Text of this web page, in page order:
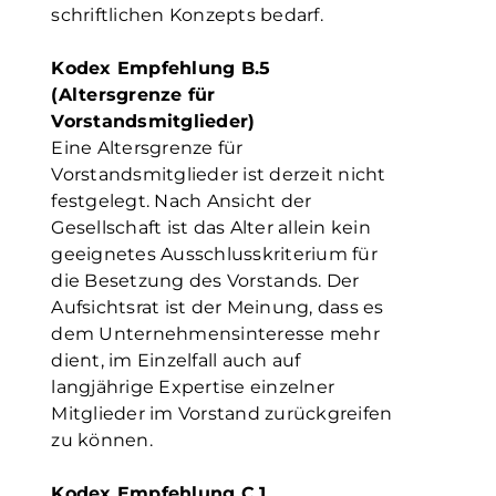
schriftlichen Konzepts bedarf.
Kodex Empfehlung B.5
(Altersgrenze für
Vorstandsmitglieder)
Eine Altersgrenze für
Vorstandsmitglieder ist derzeit nicht
festgelegt. Nach Ansicht der
Gesellschaft ist das Alter allein kein
geeignetes Ausschlusskriterium für
die Besetzung des Vorstands. Der
Aufsichtsrat ist der Meinung, dass es
dem Unternehmensinteresse mehr
dient, im Einzelfall auch auf
langjährige Expertise einzelner
Mitglieder im Vorstand zurückgreifen
zu können.